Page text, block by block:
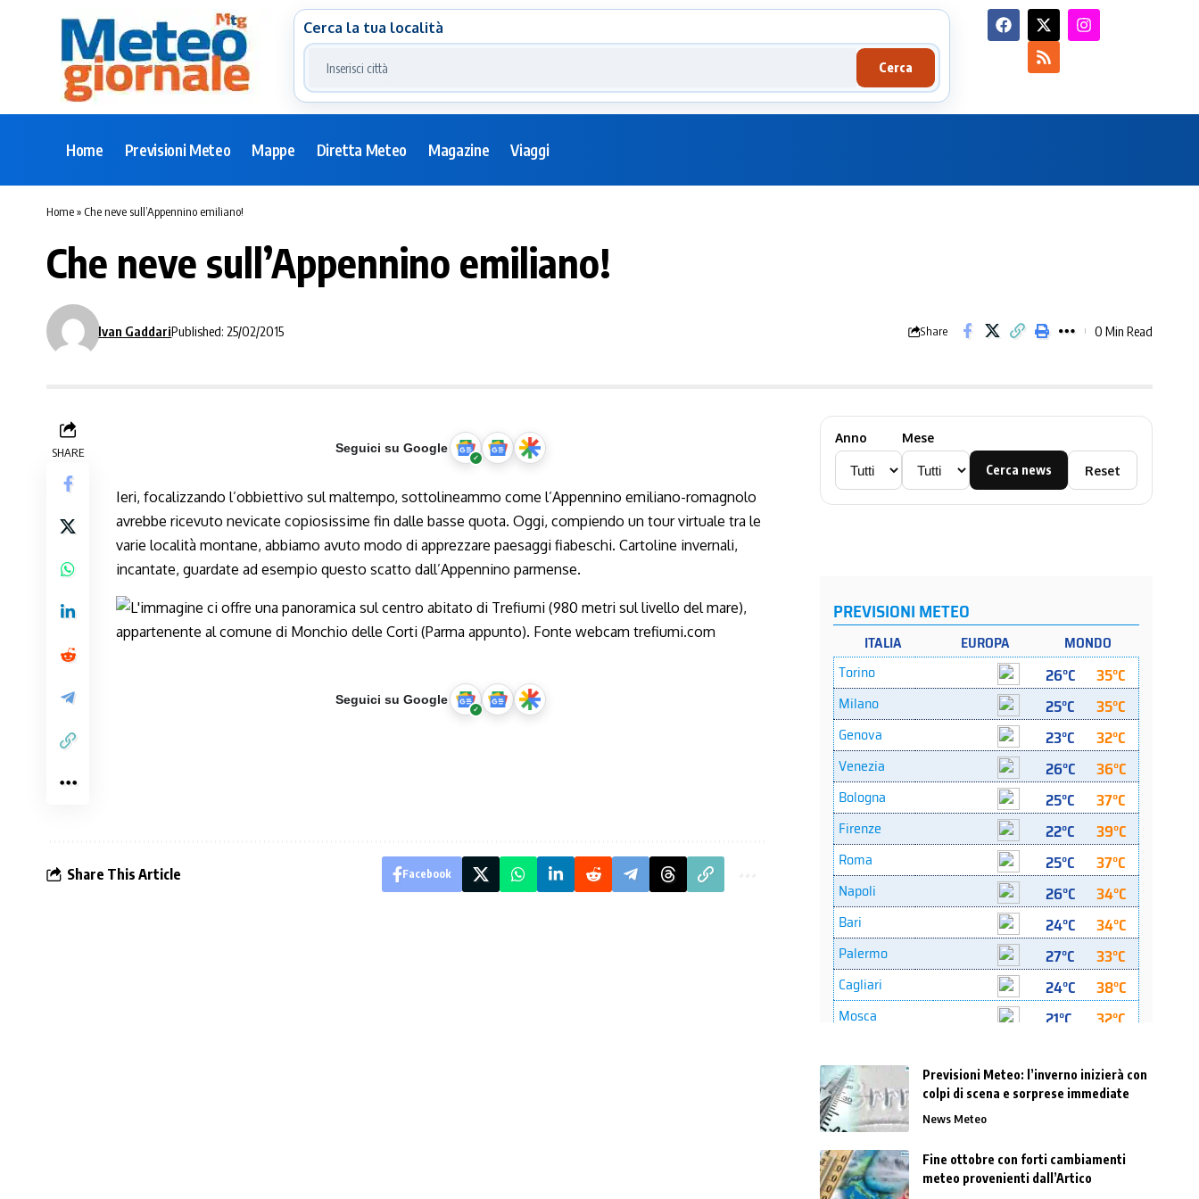
Cerca la tua località
Cerca
Home Previsioni Meteo Mappe Diretta Meteo Magazine Viaggi
Home» Che neve sull’Appennino emiliano!
Che neve sull’Appennino emiliano!
Ivan GaddariPublished: 25/02/2015 Share 0 Min Read
SHARE Seguici su Google
Ieri, focalizzando l’obbiettivo sul maltempo, sottolineammo come l’Appennino emiliano-romagnolo
avrebbe ricevuto nevicate copiosissime fin dalle basse quota. Oggi, compiendo un tour virtuale tra le
varie località montane, abbiamo avuto modo di apprezzare paesaggi fiabeschi. Cartoline invernali,
incantate, guardate ad esempio questo scatto dall’Appennino parmense.
Seguici su Google
Share This Article Facebook
Anno Mese
Cerca news Reset
Previsioni Meteo: l’inverno inizierà con
colpi di scena e sorprese immediate
News Meteo
Fine ottobre con forti cambiamenti
meteo provenienti dall’Artico